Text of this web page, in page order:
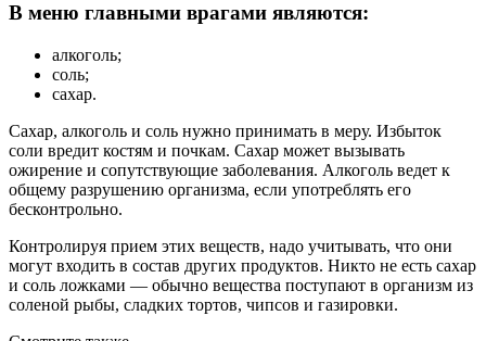
В меню главными врагами являются:
алкоголь;
соль;
сахар.
Сахар, алкоголь и соль нужно принимать в меру. Избыток
соли вредит костям и почкам. Сахар может вызывать
ожирение и сопутствующие заболевания. Алкоголь ведет к
общему разрушению организма, если употреблять его
бесконтрольно.
Контролируя прием этих веществ, надо учитывать, что они
могут входить в состав других продуктов. Никто не есть сахар
и соль ложками — обычно вещества поступают в организм из
соленой рыбы, сладких тортов, чипсов и газировки.